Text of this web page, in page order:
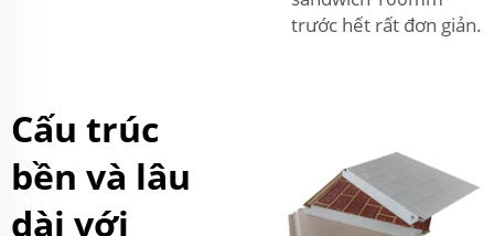
trước hết rất đơn giản.
Cấu trúc
bền và lâu
dài với